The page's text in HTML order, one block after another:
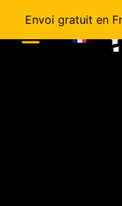
Envoi gratuit en